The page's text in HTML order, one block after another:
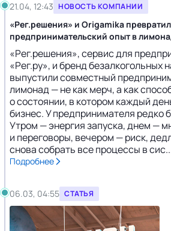
21.04, 12:43 НОВОСТЬ КОМПАНИИ
«Рег.решения» и Origamika
предпринимательский опыт в
«Рег.решения», сервис для
«Рег.ру», и бренд безалкогольных
выпустили совместный
лимонад — не как мерч, а как
о состоянии, в котором каждый
бизнес. У предпринимателя редко
Утром — энергия запуска, днем —
и переговоры, вечером — риск,
снова собрать все процессы в
Подробнее
06.03, 04:55 СТАТЬЯ